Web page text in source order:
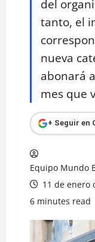
del
tanto, el
nueva
abonará
mes que
+ Seguir en
Equipo Mundo
11 de enero
6 minutes read